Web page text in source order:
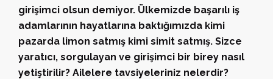
girişimci olsun demiyor. Ülkemizde başarılı iş
adamlarının hayatlarına baktığımızda kimi
pazarda limon satmış kimi simit satmış. Sizce
yaratıcı, sorgulayan ve girişimci bir birey nasıl
yetiştirilir? Ailelere tavsiyeleriniz nelerdir?